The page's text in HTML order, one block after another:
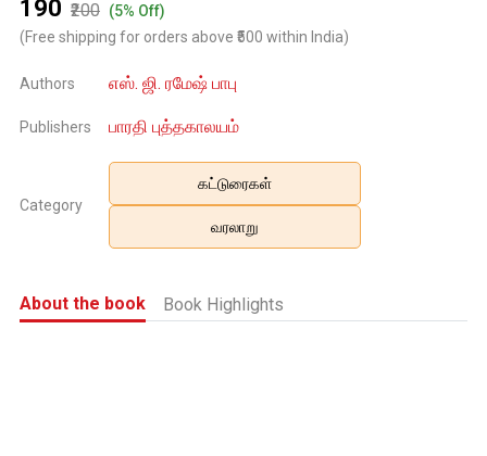
₹190 ₹200 (5% Off)
(Free shipping for orders above ₹500 within India)
Authors எஸ். ஜி. ரமேஷ் பாபு
Publishers பாரதி புத்தகாலயம்
Category
கட்டுரைகள்
வரலாறு
About the book Book Highlights